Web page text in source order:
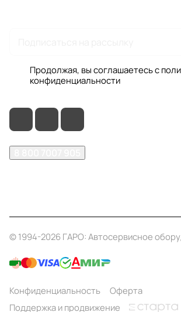
Продолжая, вы соглашаетесь с
конфиденциальности
© 1994-2026 ГАРО: Автосервисное
Конфиденциальность
Оферта
Поддержка и продвижение